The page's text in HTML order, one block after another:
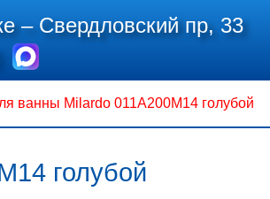
–Свердловский пр, 33
ванны Milardo 011A200M14 голубой
голубой